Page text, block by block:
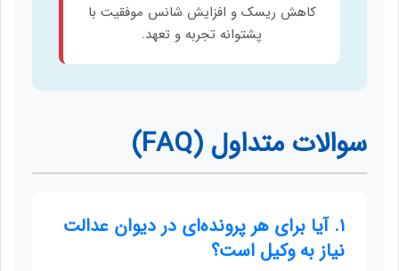
کاهش ریسک و افزایش شانس موفقیت با
پشتوانه تجربه و تعهد.
سوالات متداول (FAQ)
۱. آیا برای هر پرونده‌ای در دیوان عدالت
نیاز به وکیل است؟